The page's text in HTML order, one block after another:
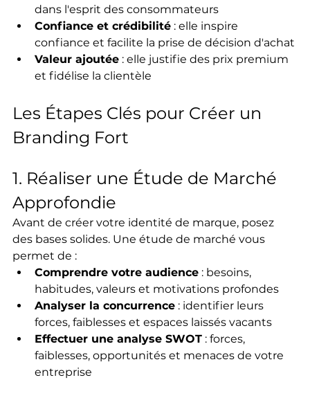
dans l'esprit des consommateurs
Confiance et crédibilité : elle inspire
confiance et facilite la prise de décision d'achat
Valeur ajoutée : elle justifie des prix premium
et fidélise la clientèle
Les Étapes Clés pour Créer un
Branding Fort
1. Réaliser une Étude de Marché
Approfondie
Avant de créer votre identité de marque, posez
des bases solides. Une étude de marché vous
permet de :
Comprendre votre audience : besoins,
habitudes, valeurs et motivations profondes
Analyser la concurrence : identifier leurs
forces, faiblesses et espaces laissés vacants
Effectuer une analyse SWOT : forces,
faiblesses, opportunités et menaces de votre
entreprise